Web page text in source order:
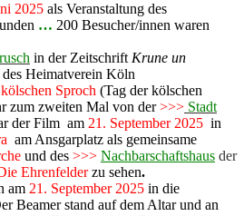
2025 als Veranstaltung des
… 200 Besucher/innen waren
in der Zeitschrift Krune un
Heimatverein Köln
Sproch (Tag der kölschen
zum zweiten Mal von der>>> Stadt
der Film am 21. September 2025 in
am Ansgarplatz als gemeinsame
und des >>> Nachbarschaftshaus der
Ehrenfelderzu sehen.
am 21. September 2025 in die
Beamer stand auf dem Altar und an